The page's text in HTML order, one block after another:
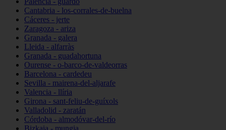
Cantabria - los-corrales-de-buelna
Cáceres - jerte
Zaragoza - ariza
Granada - galera
Lleida - alfarràs
Granada - guadahortuna
Ourense - o-barco-de-valdeorras
Barcelona - cardedeu
Sevilla - mairena-del-aljarafe
Valencia - llíria
Girona - sant-feliu-de-guíxols
Valladolid - zaratán
Córdoba - almodóvar-del-río
Bizkaia - mungia